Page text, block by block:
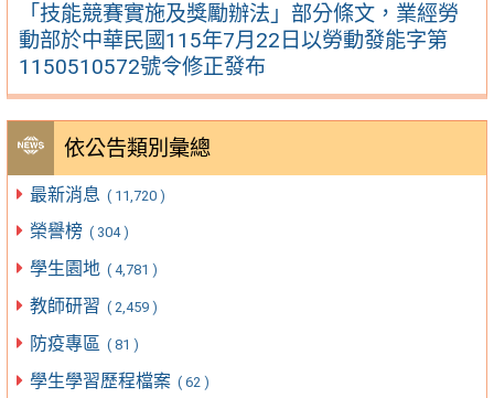
「技能競賽實施及獎勵辦法」部分條文，業經勞
動部於中華民國115年7月22日以勞動發能字第
1150510572號令修正發布
依公告類別彙總
最新消息 ( 11,720 )
榮譽榜 ( 304 )
學生園地 ( 4,781 )
教師研習 ( 2,459 )
防疫專區 ( 81 )
學生學習歷程檔案 ( 62 )